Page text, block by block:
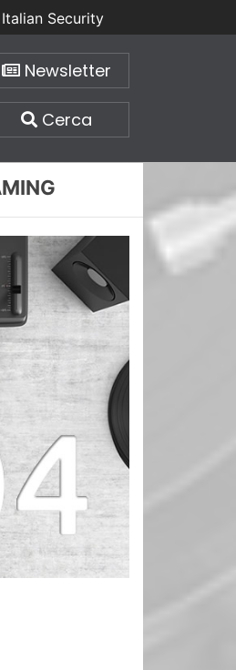
Italian Security
Newsletter
Cerca